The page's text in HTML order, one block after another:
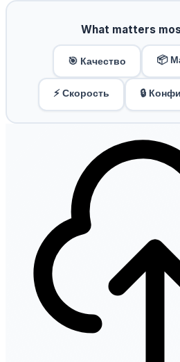
What matters
🎯 Качество 📦
⚡ Скорость 🔒